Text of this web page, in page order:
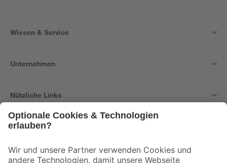
Wissen & Service
Unternehmen
Nützliche Links
Der toom Newsletter: Keine Angebote und Aktionen mehr verpassen!